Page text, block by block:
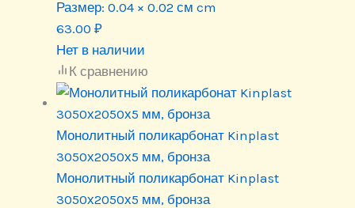
Размер: 0.04 × 0.02 см cm
63.00 ₽
Нет в наличии
К сравнению
Монолитный поликарбонат Kinplast
3050х2050х5 мм, бронза
Монолитный поликарбонат Kinplast
3050х2050х5 мм, бронза